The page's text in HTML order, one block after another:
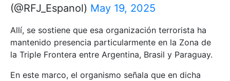
(@RFJ_Espanol) May 19, 2025
Allí, se sostiene que esa organización terrorista ha
mantenido presencia particularmente en la Zona de
la Triple Frontera entre Argentina, Brasil y Paraguay.
En este marco, el organismo señala que en dicha